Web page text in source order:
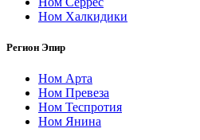
Ном Халкидики
Регион Эпир
Ном Арта
Ном Превеза
Ном Теспротия
Ном Янина